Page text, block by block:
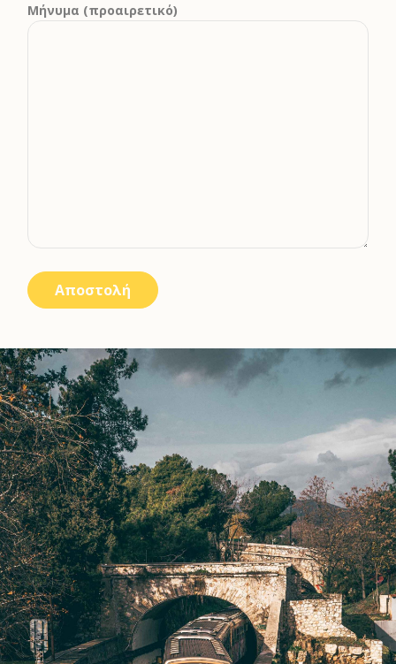
Μήνυμα (προαιρετικό)